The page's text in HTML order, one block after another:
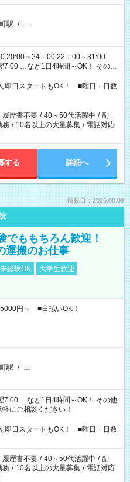
駅 / …
20:00～24：00 22：00～31:00
…など1日4時間～OK！ その他
にご相談ください！
即日スタートもOK！ ■曜日・日数
履歴書不要 / 40～50代活躍中 / 副
務 / 10名以上の大量募集 / 電話対応
する 詳細へ
掲載日：2026.08.09
でももちろん歓迎！
運搬のお仕事
経験OK
大学生歓迎
円～ ■日払いOK！
駅 / …
…など1日4時間～OK！ その他
にご相談ください！
即日スタートもOK！ ■曜日・日数
履歴書不要 / 40～50代活躍中 / 副
務 / 10名以上の大量募集 / 電話対応